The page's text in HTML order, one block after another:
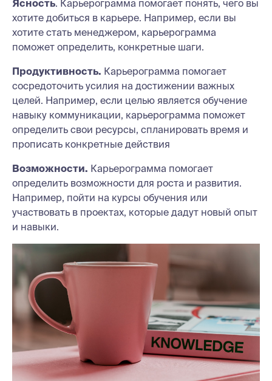
Ясность. Карьерограмма помогает понять, чего вы
хотите добиться в карьере. Например, если вы
хотите стать менеджером, карьерограмма
поможет определить, конкретные шаги.
Продуктивность. Карьерограмма помогает
сосредоточить усилия на достижении важных
целей. Например, если целью является обучение
навыку коммуникации, карьерограмма поможет
определить свои ресурсы, спланировать время и
прописать конкретные действия
Возможности. Карьерограмма помогает
определить возможности для роста и развития.
Например, пойти на курсы обучения или
участвовать в проектах, которые дадут новый опыт
и навыки.